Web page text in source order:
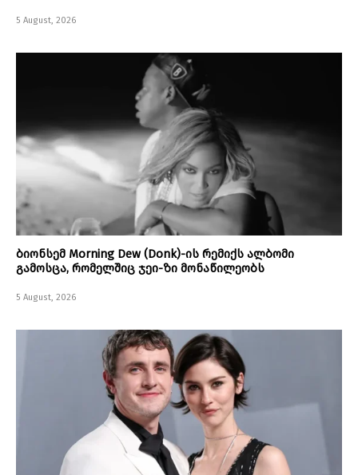
5 August, 2026
ბიონსემ Morning Dew (Donk)-ის რემიქს ალბომი
გამოსცა, რომელშიც ჯეი-ზი მონაწილეობს
5 August, 2026